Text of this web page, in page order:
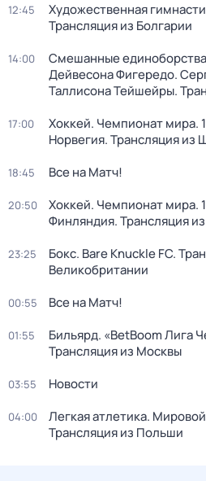
12:45
Художественная
Трансляция из Болгарии
14:00
Смешанные
Дейвесона Фигередо.
Таллисона Тейшейры.
17:00
Хоккей. Чемпионат мира.
Норвегия. Трансляция из
18:45 Все на Матч!
20:50
Хоккей. Чемпионат мира.
Финляндия. Трансляция
23:25
Бокс. Bare Knuckle FC.
Великобритании
00:55 Все на Матч!
01:55
Бильярд. «BetBoom Лига
Трансляция из Москвы
03:55 Новости
04:00
Легкая атлетика.
Трансляция из Польши